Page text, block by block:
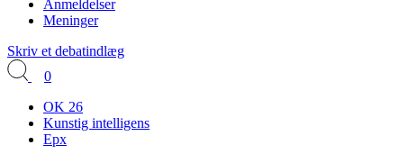
Anmeldelser
Meninger
Skriv et debatindlæg
0
OK 26
Kunstig intelligens
Epx